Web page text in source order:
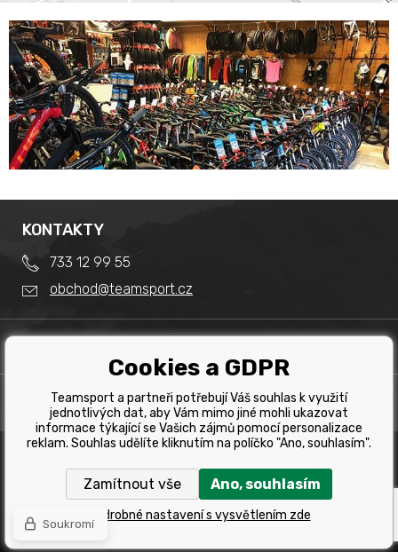
Obchodní podmínky
Splátkový prodej
Reklamace
Tabulka velikostí kol
Tabulka velikostí oblečení
Výběr správného kola
PRODEJNA
Team Sport - Tomáš Binar
Dlouhá 1228/44C
Havířov
KONTAKTY
733 12 99 55
obchod@teamsport.cz
Copyright © 2019 Team Sport Havířov. Všechna pravá
vyhrazena.
Tvorba a pronájem eshopů
Cookies a GDPR
Teamsport a partneři potřebují Váš souhlas k využití
jednotlivých dat, aby Vám mimo jiné mohli ukazovat
informace týkající se Vašich zájmů pomocí personalizace
reklam. Souhlas udělíte kliknutím na políčko "Ano, souhlasím".
Zamítnout vše Ano, souhlasím
Podrobné nastavení s vysvětlením zde
Soukromí